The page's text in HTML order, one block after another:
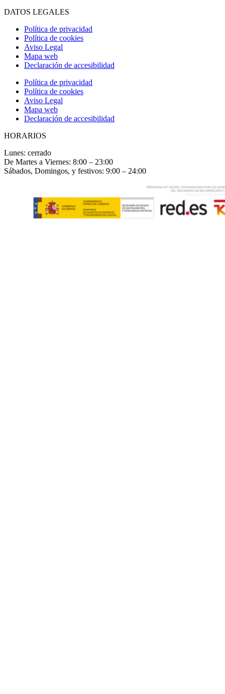
DATOS LEGALES
Política de privacidad
Política de cookies
Aviso Legal
Mapa web
Declaración de accesibilidad
Política de privacidad
Política de cookies
Aviso Legal
Mapa web
Declaración de accesibilidad
HORARIOS
Lunes: cerrado
De Martes a Viernes: 8:00 – 23:00
Sábados, Domingos, y festivos: 9:00 – 24:00